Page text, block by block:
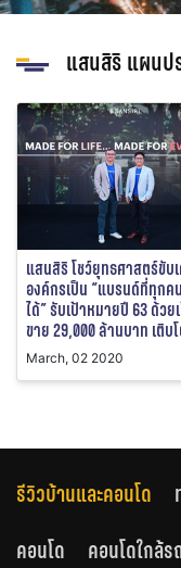
แสนสิริ แผนป
แสนสิริ โชว์ยุทธศาสตร์ขับ
องค์กรเป็น “แบรนด์ที่ทุกค
ได้” รับเป้าหมายปี 63 ด้วย
ขาย 29,000 ล้านบาท เติบ
March, 02 2020
รีวิวบ้านและคอนโด
คอนโด
คอนโดใกล้